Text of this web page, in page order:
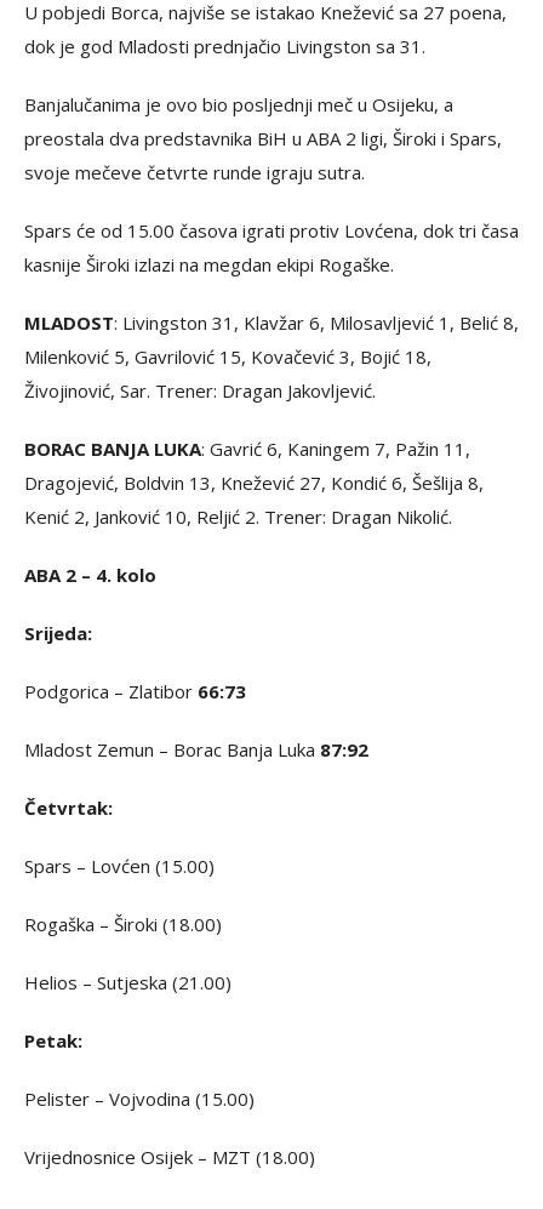
U pobjedi Borca, najviše se istakao Knežević sa 27 poena,
dok je god Mladosti prednjačio Livingston sa 31.
Banjalučanima je ovo bio posljednji meč u Osijeku, a
preostala dva predstavnika BiH u ABA 2 ligi, Široki i Spars,
svoje mečeve četvrte runde igraju sutra.
Spars će od 15.00 časova igrati protiv Lovćena, dok tri časa
kasnije Široki izlazi na megdan ekipi Rogaške.
MLADOST: Livingston 31, Klavžar 6, Milosavljević 1, Belić 8,
Milenković 5, Gavrilović 15, Kovačević 3, Bojić 18,
Živojinović, Sar. Trener: Dragan Jakovljević.
BORAC BANJA LUKA: Gavrić 6, Kaningem 7, Pažin 11,
Dragojević, Boldvin 13, Knežević 27, Kondić 6, Šešlija 8,
Kenić 2, Janković 10, Reljić 2. Trener: Dragan Nikolić.
ABA 2 – 4. kolo
Srijeda:
Podgorica – Zlatibor 66:73
Mladost Zemun – Borac Banja Luka 87:92
Četvrtak:
Spars – Lovćen (15.00)
Rogaška – Široki (18.00)
Helios – Sutjeska (21.00)
Petak:
Pelister – Vojvodina (15.00)
Vrijednosnice Osijek – MZT (18.00)